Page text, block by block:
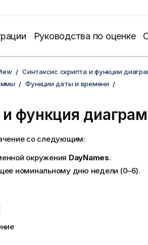
Руководства по оценке
Синтаксис скрипта и функции
Функции даты и времени
функция
со следующим:
окружения DayNames.
номинальному дню недели (0–6).